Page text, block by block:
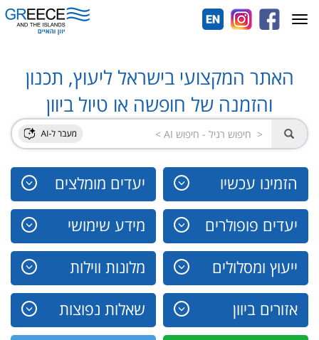
האתר המקצועי בישראל ליעוץ, תכנון
והזמנה של חופשה או טיול ביוון
הזמינו עכשיו יעדים מומלצים
יעדים פופולרים מידע שימושי
ייעוץ ומסלולים מלונות ווילות
אזורים ביוון שאלות נפוצות
Toggle
navigation